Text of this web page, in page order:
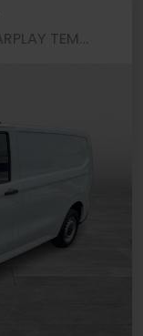
T7 Transporter 2.0 Kasten KR CARPLAY TEMPOMAT